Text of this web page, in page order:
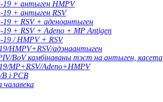
19 + антыген HMPV
+ антыген RSV
+ RSV + аденоантыген
+ RSV + Adeno + MP Antigen
/ HMPV + RSV
HMPV+RSV/адэнаантыген
BoV камбінаваны тэст на антыген, касета
MP+RSV/Adeno+HMPV
B і РСВ